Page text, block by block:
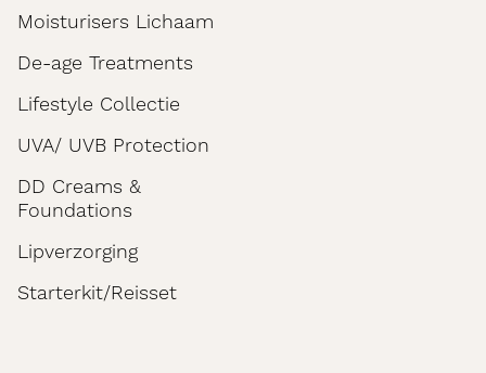
Moisturisers Lichaam
De-age Treatments
Lifestyle Collectie
UVA/ UVB Protection
DD Creams &
Foundations
Lipverzorging
Starterkit/Reisset